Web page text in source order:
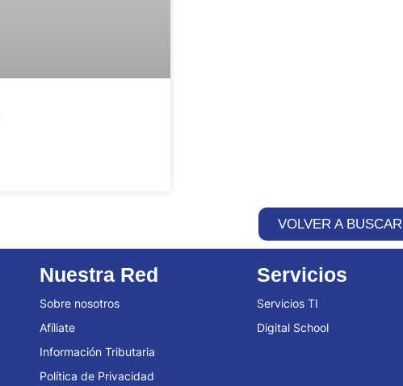
VOLVER A BUSCAR
Nuestra Red
Sobre nosotros
Afíliate
Información Tributaria
Política de Privacidad
Servicios
Servicios TI
Digital School